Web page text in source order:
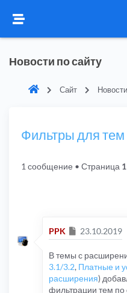
Новости по сайту
Сайт
Фильтры для
1 сообщение • Страница 1
PPK Сообщение
23.10.2019
В темы с
3.1/3.2, Платные и
расширения)
фильтрации тем